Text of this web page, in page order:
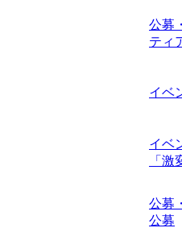
公募
ティ
イベ
イベ
「
公募
公募